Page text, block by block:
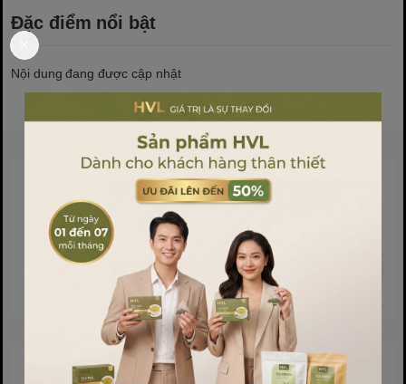
Đặc điểm nổi bật
Nội dung đang được cập nhật
Sản phẩm liên quan